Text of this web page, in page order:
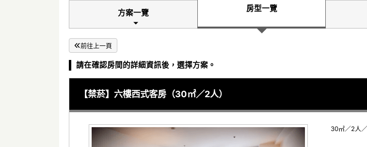
方案一覽 房型一覽
前往上一頁
請在確認房間的詳細資訊後，選擇方案。
【禁菸】六樓西式客房（30㎡／2人）
30㎡／2人